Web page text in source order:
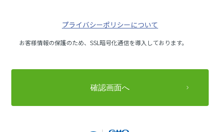
プライバシーポリシーについて
お客様情報の保護のため、SSL暗号化通信を導入しております。